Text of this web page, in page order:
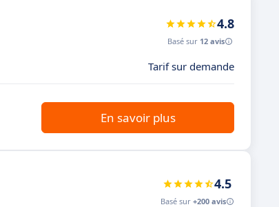
4.8
Basé sur 12 avis
Tarif sur demande
En savoir plus
4.5
Basé sur +200 avis